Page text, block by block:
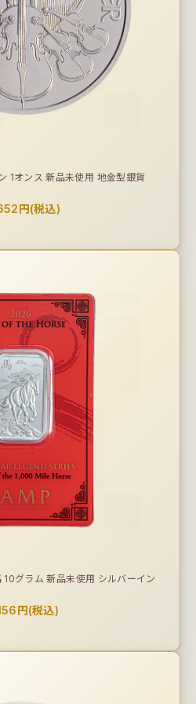
1オンス 新品未使用 地金型銀貨
円(税込)
グラム 新品未使用 シルバーイン
円(税込)